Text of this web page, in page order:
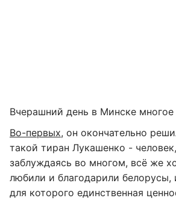
Вчерашний день в Минске
Во-первых, он окончательно
такой тиран Лукашенко -
заблуждаясь во многом, всё же
любили и благодарили белорусы,
для которого единственная